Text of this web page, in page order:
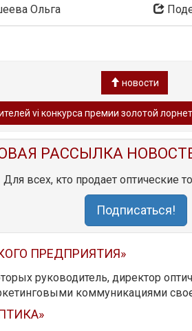
Ольга
новости
vi конкурса премии золотой
РАССЫЛКА
Для всех, кто продает оптические
Подписаться!
ПРЕДПРИЯТИЯ»
руководитель, директор
коммуникациями